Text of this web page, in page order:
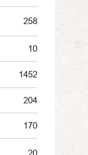
258
10
1452
204
170